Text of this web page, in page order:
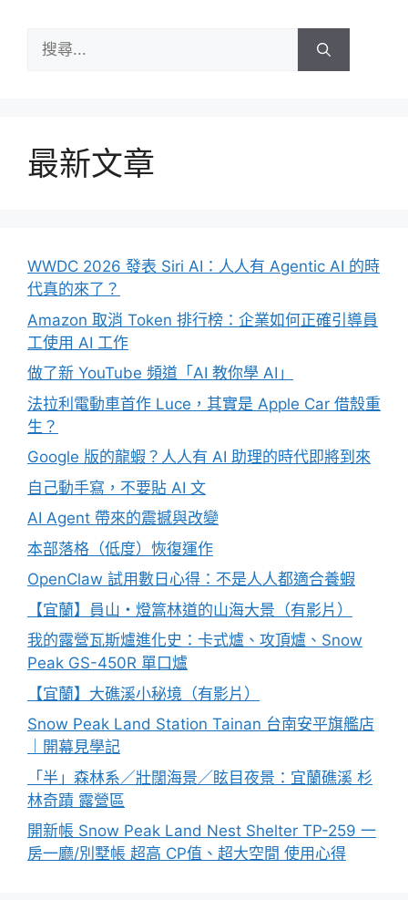
尋:
最新文章
WWDC 2026 發表 Siri AI：人人有 Agentic AI 的時
代真的來了？
Amazon 取消 Token 排行榜：企業如何正確引導員
工使用 AI 工作
做了新 YouTube 頻道「AI 教你學 AI」
法拉利電動車首作 Luce，其實是 Apple Car 借殼重
生？
Google 版的龍蝦？人人有 AI 助理的時代即將到來
自己動手寫，不要貼 AI 文
AI Agent 帶來的震撼與改變
本部落格（低度）恢復運作
OpenClaw 試用數日心得：不是人人都適合養蝦
【宜蘭】員山・燈篙林道的山海大景（有影片）
我的露營瓦斯爐進化史：卡式爐、攻頂爐、Snow
Peak GS-450R 單口爐
【宜蘭】大礁溪小秘境（有影片）
Snow Peak Land Station Tainan 台南安平旗艦店
｜開幕見學記
「半」森林系／壯闊海景／眩目夜景：宜蘭礁溪 杉
林奇蹟 露營區
開新帳 Snow Peak Land Nest Shelter TP-259 一
房一廳/別墅帳 超高 CP值、超大空間 使用心得